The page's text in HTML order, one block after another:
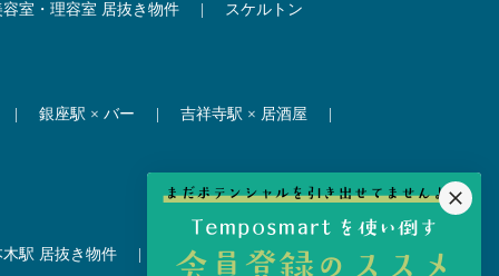
容室・理容室 居抜き物件 スケルトン
銀座駅 × バー 吉祥寺駅 × 居酒屋
木駅 居抜き物件 赤坂見附駅 居抜き物件